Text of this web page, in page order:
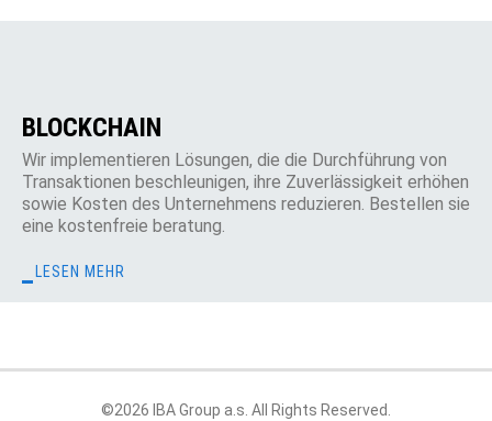
BLOCKCHAIN
Wir implementieren Lösungen, die die Durchführung von
Transaktionen beschleunigen, ihre Zuverlässigkeit erhöhen
sowie Kosten des Unternehmens reduzieren. Bestellen sie
eine kostenfreie beratung.
LESEN MEHR
©2026 IBA Group a.s. All Rights Reserved.